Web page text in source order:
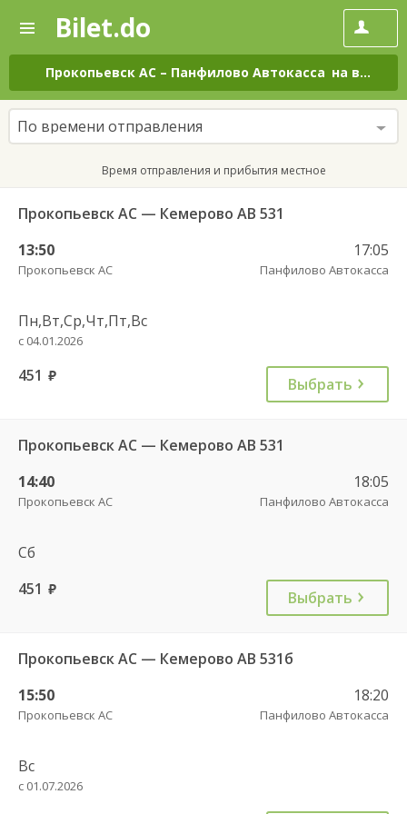
—
Поиск
и
покупка
билетов
на
автобус
онлайн
Bilet.do
Прокопьевск АС – Панфилово Автокасса на все дни
По времени отправления
Время отправления и прибытия местное
Прокопьевск АС — Кемерово АВ 531
13:50
Прокопьевск АС
17:05
Панфилово Автокасса
Пн,Вт,Ср,Чт,Пт,Вс
с 04.01.2026
451 руб. Выбрать
Прокопьевск АС — Кемерово АВ 531
14:40
Прокопьевск АС
18:05
Панфилово Автокасса
Сб
451 руб. Выбрать
Прокопьевск АС — Кемерово АВ 531б
15:50
Прокопьевск АС
18:20
Панфилово Автокасса
Вс
с 01.07.2026